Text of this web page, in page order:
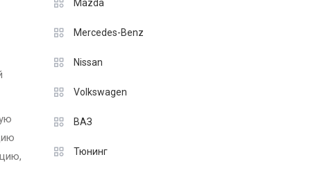
Mazda
Mercedes-Benz
Nissan
Volkswagen
ВАЗ
Тюнинг